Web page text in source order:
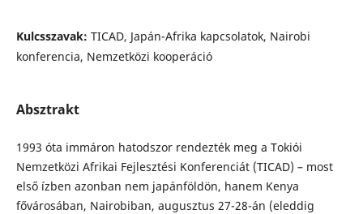
Kulcsszavak: TICAD, Japán-Afrika kapcsolatok, Nairobi
konferencia, Nemzetközi kooperáció
Absztrakt
1993 óta immáron hatodszor rendezték meg a Tokiói
Nemzetközi Afrikai Fejlesztési Konferenciát (TICAD) – most
első ízben azonban nem japánföldön, hanem Kenya
fővárosában, Nairobiban, augusztus 27-28-án (eleddig